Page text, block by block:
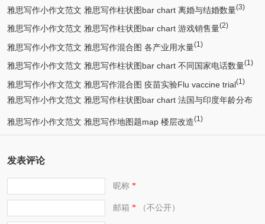
雅思写作小作文范文 雅思写作柱状图bar chart 离婚与结婚数量(3)
雅思写作小作文范文 雅思写作柱状图bar chart 游戏销售量(2)
雅思写作小作文范文 雅思写作混合图 各产业用水量(1)
雅思写作小作文范文 雅思写作柱状图bar chart 不同国家电话数量(1)
雅思写作小作文范文 雅思写作混合图 疫苗实验Flu vaccine trial(1)
雅思写作小作文范文 雅思写作柱状图bar chart 法国与印度年龄分布
(1)
雅思写作小作文范文 雅思写作地图题map 楼层改造(1)
发表评论
昵称*
邮箱 *（不公开）